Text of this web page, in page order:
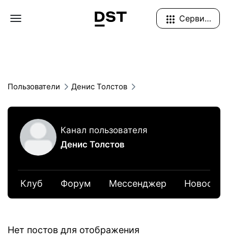
Navigation Menu Сервисы
Пользователи Денис Толстов
Канал пользователя
Денис Толстов
Клуб Форум Мессенджер Новости
Нет постов для отображения